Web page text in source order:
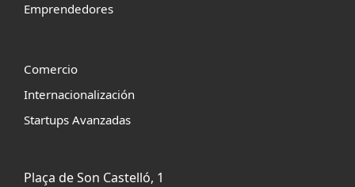
Emprendedores
Comercio
Internacionalización
Startups Avanzadas
Plaça de Son Castelló, 1